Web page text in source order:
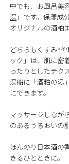
中でも、お風呂美
湯 」です。保湿成
オリジナルの酒粕
どちらもくすみ*
ック」は、肌に密
ったりとしたテク
湯船に「酒粕の湯
にできます。
マッサージしなが
のあるうるおいの
ほんのり日本酒の
きるひとときに。